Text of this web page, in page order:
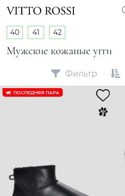
Мужские кожаные угги
40 41 42
Фильтр
ПОСЛЕДНЯЯ ПАРА